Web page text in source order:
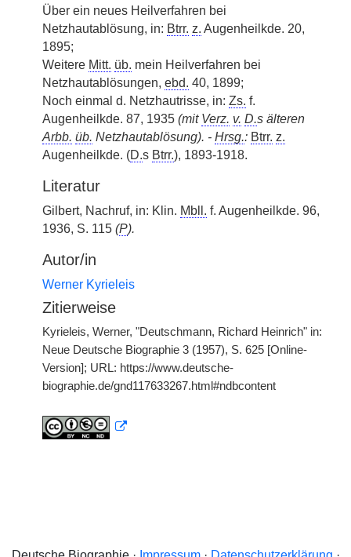
Über ein neues Heilverfahren bei
Netzhautablösung, in: Btrr. z. Augenheilkde. 20,
1895;
Weitere Mitt. üb. mein Heilverfahren bei
Netzhautablösungen, ebd. 40, 1899;
Noch einmal d. Netzhautrisse, in: Zs. f.
Augenheilkde. 87, 1935 (mit Verz. v. D.s älteren
Arbb. üb. Netzhautablösung). - Hrsg.: Btrr. z.
Augenheilkde. (D.s Btrr.), 1893-1918.
Literatur
Gilbert, Nachruf, in: Klin. Mbll. f. Augenheilkde. 96,
1936, S. 115 (P).
Autor/in
Werner Kyrieleis
Zitierweise
Kyrieleis, Werner, "Deutschmann, Richard Heinrich" in:
Neue Deutsche Biographie 3 (1957), S. 625 [Online-
Version]; URL: https://www.deutsche-
biographie.de/gnd117633267.html#ndbcontent